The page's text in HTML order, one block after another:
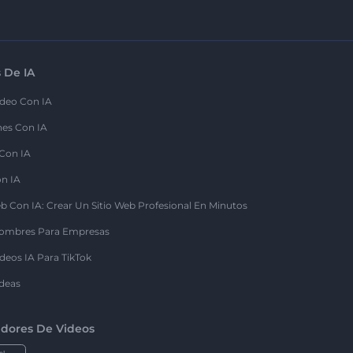
IA
Con IA
Con IA
IA
IA
Con IA: Crear Un Sitio Web Profesional En Minutos
Para Empresas
IA Para TikTok
De Videos